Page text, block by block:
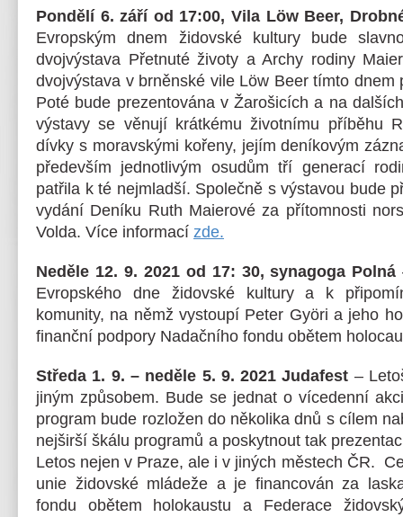
Pondělí 6. září od 17:00, Vila Löw Beer,
Evropským dnem židovské kultury bude
dvojvýstava Přetnuté životy a Archy rodiny
dvojvýstava v brněnské vile Löw Beer tímto
Poté bude prezentována v Žarošicích a na
výstavy se věnují krátkému životnímu příběhu
dívky s moravskými kořeny, jejím deníkovým
především jednotlivým osudům tří generací
patřila k té nejmladší. Společně s výstavou bude
vydání Deníku Ruth Maierové za přítomnosti
Volda. Více informací zde.
Neděle 12. 9. 2021 od 17: 30, synagoga Polná
Evropského dne židovské kultury a k
komunity, na němž vystoupí Peter Györi a jeho
finanční podpory Nadačního fondu obětem
Středa 1. 9. – neděle 5. 9. 2021 Judafest –
jiným způsobem. Bude se jednat o vícedenní
program bude rozložen do několika dnů s cílem
nejširší škálu programů a poskytnout tak
Letos nejen v Praze, ale i v jiných městech ČR.
unie židovské mládeže a je financován za
fondu obětem holokaustu a Federace